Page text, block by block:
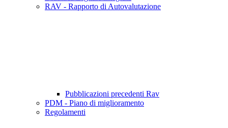
RAV - Rapporto di Autovalutazione
Pubblicazioni precedenti Rav
PDM - Piano di miglioramento
Regolamenti